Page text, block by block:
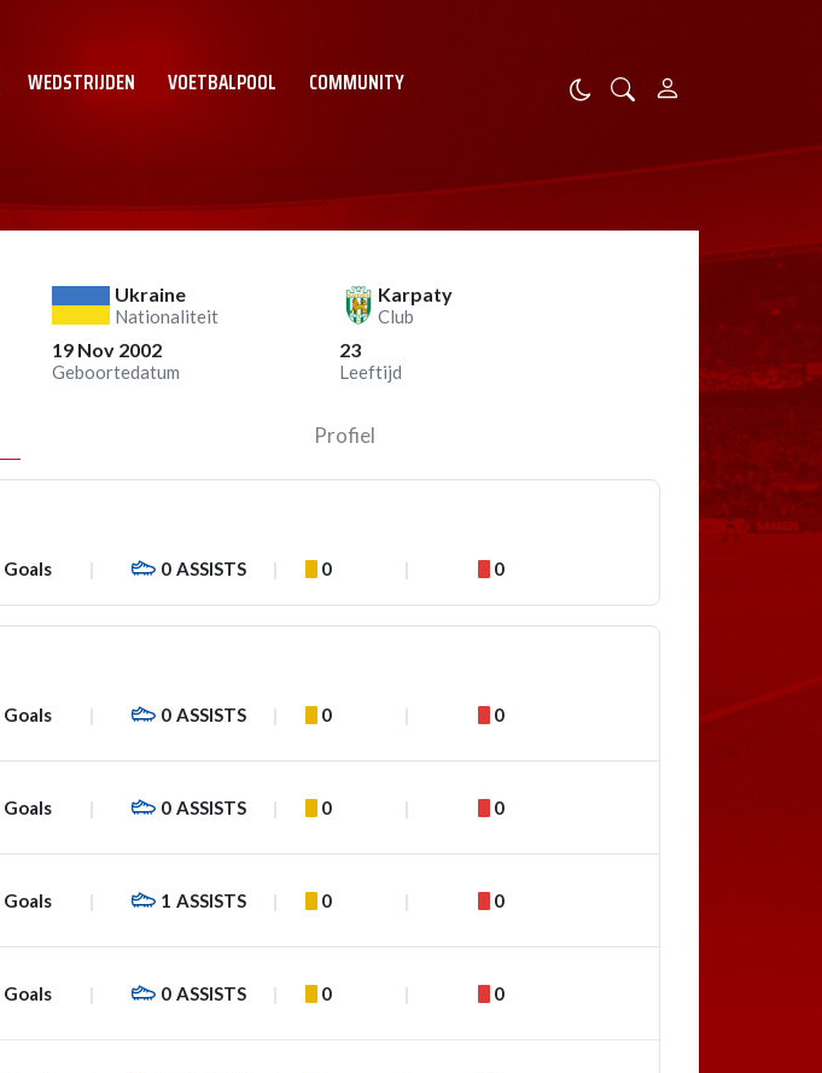
WEDSTRIJDEN VOETBALPOOL COMMUNITY
Ukraine
Nationaliteit
Karpaty
Club
19 Nov 2002
Geboortedatum
23
Leeftijd
Profiel
Goals 0 ASSISTS 0 0
Goals 0 ASSISTS 0 0
Goals 0 ASSISTS 0 0
Goals 1 ASSISTS 0 0
Goals 0 ASSISTS 0 0